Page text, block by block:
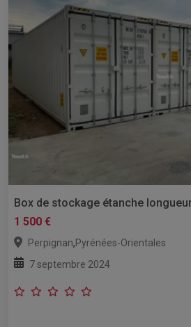
Box de stockage étanche
1 500 €
Perpignan,Pyrénées-Orientales
7 septembre 2024